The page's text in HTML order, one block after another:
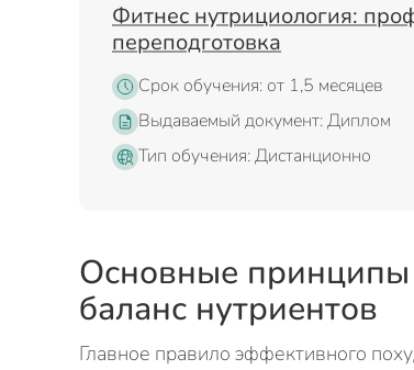
Фитнес нутрициология:
переподготовка
Срок обучения: от 1,5 месяцев
Выдаваемый документ: Диплом
Тип обучения: Дистанционно
Основные
баланс нутриентов
Главное правило эффективного